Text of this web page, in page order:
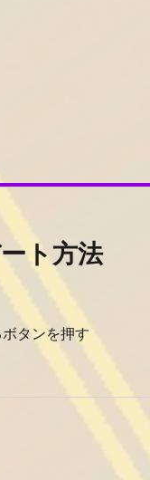
ト方法
タンを押す